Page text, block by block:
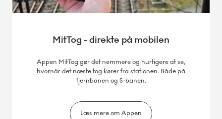
MitTog - direkte på mobilen
Appen MitTog gør det nemmere og hurtigere at se,
hvornår det næste tog kører fra stationen. Både på
fjernbanen og S-banen.
Læs mere om Appen